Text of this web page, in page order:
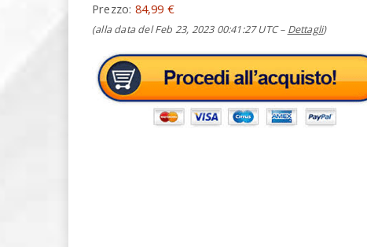
Prezzo: 84,99 €
(alla data del Feb 23, 2023 00:41:27 UTC – Dettagli)